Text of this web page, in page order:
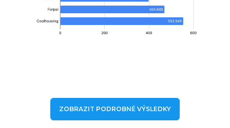
ZOBRAZIT PODROBNÉ VÝSLEDKY